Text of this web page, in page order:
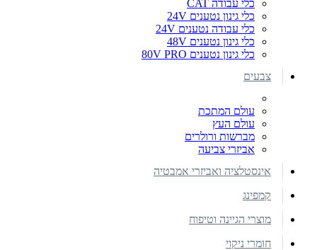
כלי עבודה CAT
כלי גינון נטענים 24V
כלי עבודה נטענים 24V
כלי גינון נטענים 48V
כלי גינון נטענים 80V PRO
צבעים
עולם המתכת
עולם העץ
מברשות ורולרים
אביזרי צביעה
אינסטלציה ואביזרי אמבטיה
קמפינג
מוצרי הגיינה וטיפוח
חומרי ניקוי